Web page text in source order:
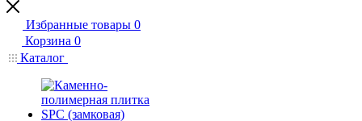
Избранные товары 0
Корзина 0
Каталог